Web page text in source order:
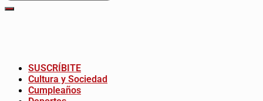
SUSCRÍBITE
Cultura y Sociedad
Cumpleaños